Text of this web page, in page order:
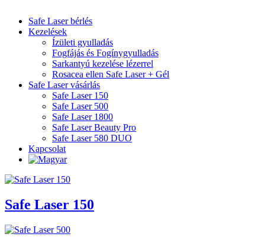
Safe Laser bérlés
Kezelések
Ízületi gyulladás
Fogfájás és Fogínygyulladás
Sarkantyú kezelése lézerrel
Rosacea ellen Safe Laser + Gél
Safe Laser vásárlás
Safe Laser 150
Safe Laser 500
Safe Laser 1800
Safe Laser Beauty Pro
Safe Laser 580 DUO
Kapcsolat
Safe Laser 150